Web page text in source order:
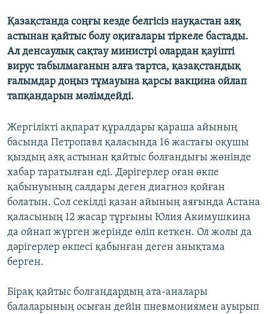
Қазақстанда соңғы кезде белгісіз науқастан аяқ
астынан қайтыс болу оқиғалары тіркеле бастады.
Ал денсаулық сақтау министрі олардан қауіпті
вирус табылмағанын алға тартса, қазақстандық
ғалымдар доңыз тұмауына қарсы вакцина ойлап
тапқандарын мәлімдейді.
Жергілікті ақпарат құралдары қараша айының
басында Петропавл қаласында 16 жастағы оқушы
қыздың аяқ астынан қайтыс болғандығы жөнінде
хабар таратылған еді. Дәрігерлер оған өкпе
қабынуының салдары деген диагноз қойған
болатын. Сол секілді қазан айының аяғында Астана
қаласының 12 жасар тұрғыны Юлия Акимушкина
да ойнап жүрген жерінде өліп кеткен. Ол жолы да
дәрігерлер өкпесі қабынған деген анықтама
берген.
Бірақ қайтыс болғандардың ата-аналары
балаларының осыған дейін пневмониямен ауырып